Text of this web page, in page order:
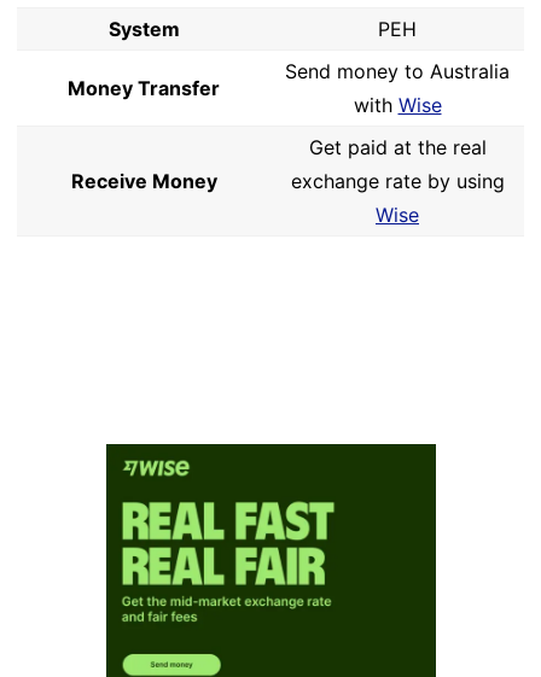
System
PEH
Money Transfer
Send money to Australia
with Wise
Receive Money
Get paid at the real
exchange rate by using
Wise